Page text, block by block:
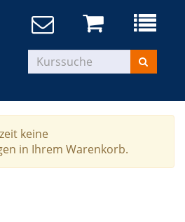
keine
in Ihrem Warenkorb.